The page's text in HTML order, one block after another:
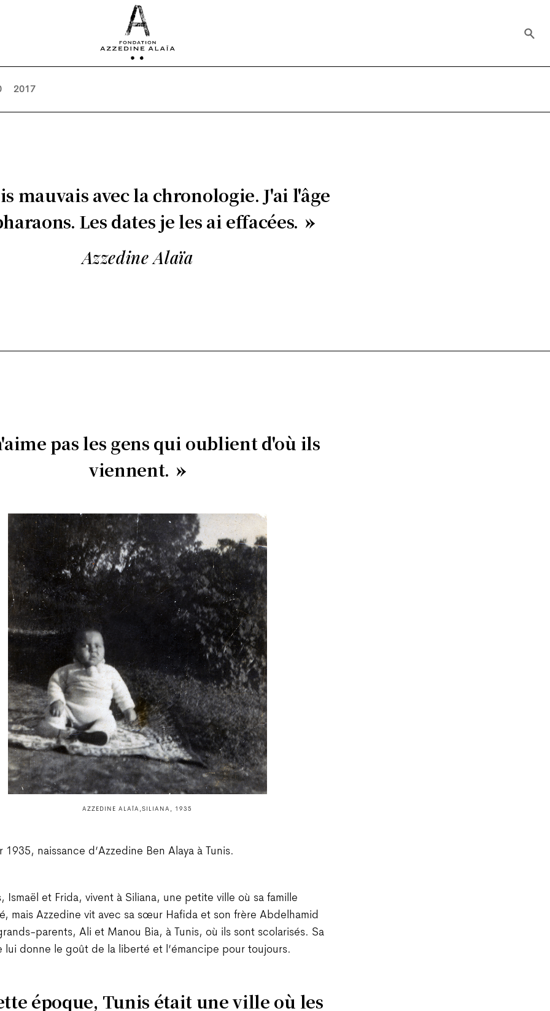
2017
mauvais avec la chronologie. J'ai l'âge
Les dates je les ai effacées.
Azzedine Alaïa
pas les gens qui oublient d'où ils
viennent.
AZZEDINE ALAÏA,SILIANA, 1935
1935, naissance d’Azzedine Ben Alaya à Tunis.
Ismaël et Frida, vivent à Siliana, une petite ville où sa famille
mais Azzedine vit avec sa sœur Hafida et son frère Abdelhamid
parents, Ali et Manou Bia, à Tunis, où ils sont scolarisés. Sa
lui donne le goût de la liberté et l’émancipe pour toujours.
époque, Tunis était une ville où les